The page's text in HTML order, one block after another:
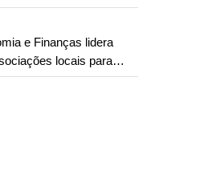
e Finanças lidera
locais para
os trabalhos